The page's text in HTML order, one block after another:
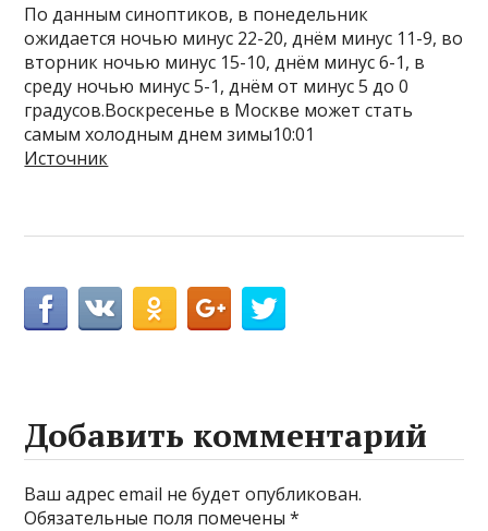
По данным синоптиков, в понедельник
ожидается ночью минус 22-20, днём минус 11-9, во
вторник ночью минус 15-10, днём минус 6-1, в
среду ночью минус 5-1, днём от минус 5 до 0
градусов.Воскресенье в Москве может стать
самым холодным днем зимы10:01
Источник
Добавить комментарий
Ваш адрес email не будет опубликован.
Обязательные поля помечены*